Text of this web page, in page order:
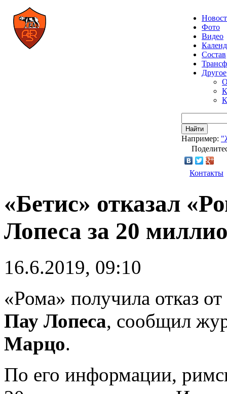
Фото
Видео
Состав
Другое
Найти
Например:
Контакты
«Бетис» отказал
Лопеса за 20
16.6.2019, 09:10
«Рома» получила отказ
Пау Лопеса, сообщил
Марцо.
По его информации,